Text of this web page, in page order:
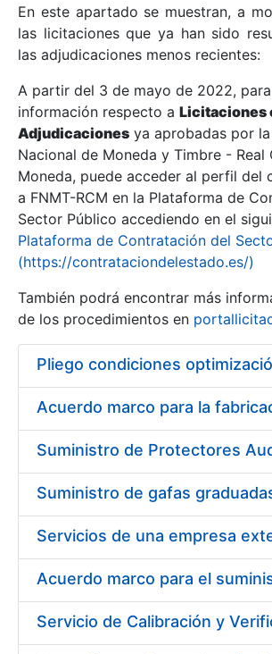
Mostrar/Ocultar
Mostrar/Ocultar
En este apartado se muestran, a
las licitaciones que ya han sido
las adjudicaciones menos recientes:
A partir del 3 de mayo de 2022,
información respecto a Licitaciones
Adjudicaciones ya aprobadas por
Nacional de Moneda y Timbre - Real
Moneda, puede acceder al perfil del
a FNMT-RCM en la Plataforma de
Sector Público accediendo en el
Plataforma de Contratación del
(https://contrataciondelestado.es/)
También podrá encontrar más
de los procedimientos en